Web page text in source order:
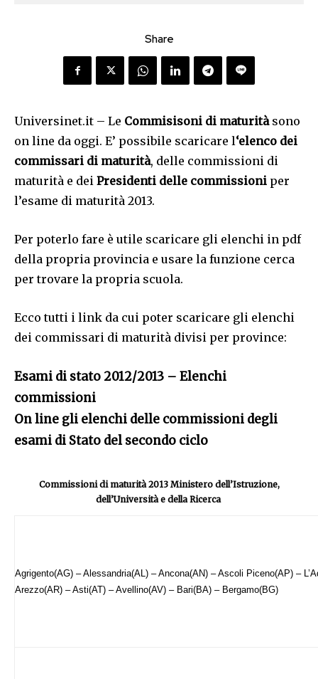
Share
Universinet.it – Le Commisisoni di maturitàsono
on line da oggi. E’ possibile scaricare l‘elenco dei
commissari di maturità, delle commissioni di
maturità e dei Presidenti delle commissioni per
l’esame di maturità 2013.
Per poterlo fare è utile scaricare gli elenchi in pdf
della propria provincia e usare la funzione cerca
per trovare la propria scuola.
Ecco tutti i link da cui poter scaricare gli elenchi
dei commissari di maturità divisi per province:
Esami di stato 2012/2013 – Elenchi
commissioni
On line gli elenchi delle commissioni degli
esami di Stato del secondo ciclo
Commissioni di maturità 2013 Ministero dell’Istruzione,
dell’Università e della Ricerca
Agrigento(AG) – Alessandria(AL) – Ancona(AN) – Ascoli Piceno(AP) –
Arezzo(AR) – Asti(AT) – Avellino(AV) – Bari(BA) – Bergamo(BG)